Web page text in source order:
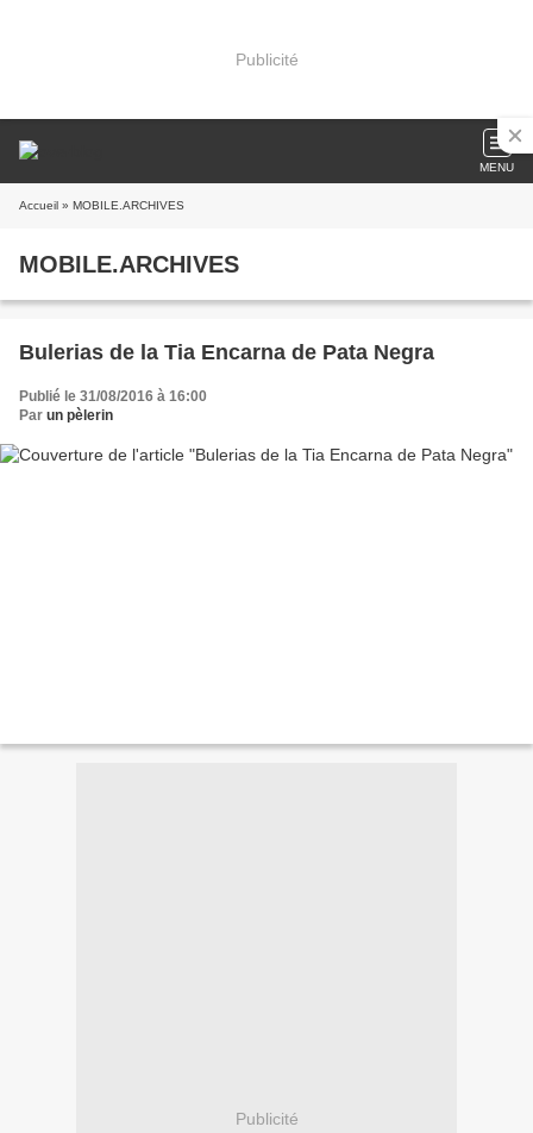
Publicité
MENU
Accueil » MOBILE.ARCHIVES
MOBILE.ARCHIVES
Bulerias de la Tia Encarna de Pata Negra
Publié le 31/08/2016 à 16:00
Par un pèlerin
Publicité